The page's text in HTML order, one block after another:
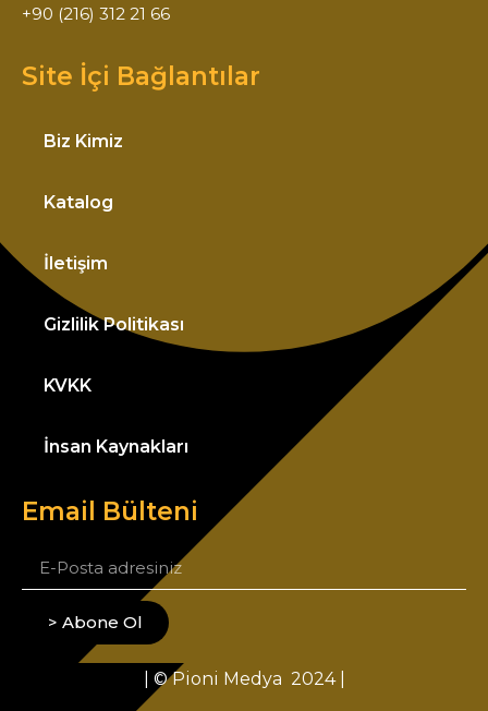
+90 (216) 312 21 66
Site İçi Bağlantılar
Biz Kimiz
Katalog
İletişim
Gizlilik Politikası
KVKK
İnsan Kaynakları
Email Bülteni
> Abone Ol
| © Pioni Medya 2024 |